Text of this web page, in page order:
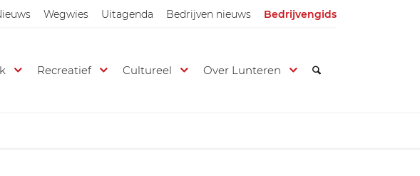
Wegwies Uitagenda Bedrijven nieuws Bedrijvengids
Recreatief Cultureel Over Lunteren